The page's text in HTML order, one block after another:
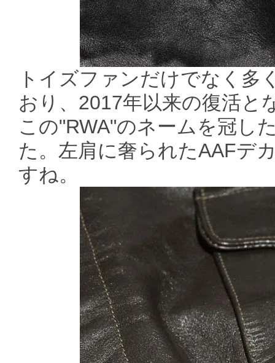
トイズファンだけでなく多
おり、2017年以来の復活と
この"RWA"のネームを冠し
た。左肩に奢られたAAFデ
すね。